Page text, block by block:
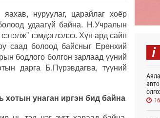
нуруулаг, царайлаг хоёр
удаагүй байна. Н.Учралын
тэмдэглэлээ. Хүн ард сайн
саад болоод байсныг Ерөнхий
бодлого болгон зарлаад үүний
дарга Б.Пүрэвдагва, түүний
хотын унаган иргэн бид байна
i